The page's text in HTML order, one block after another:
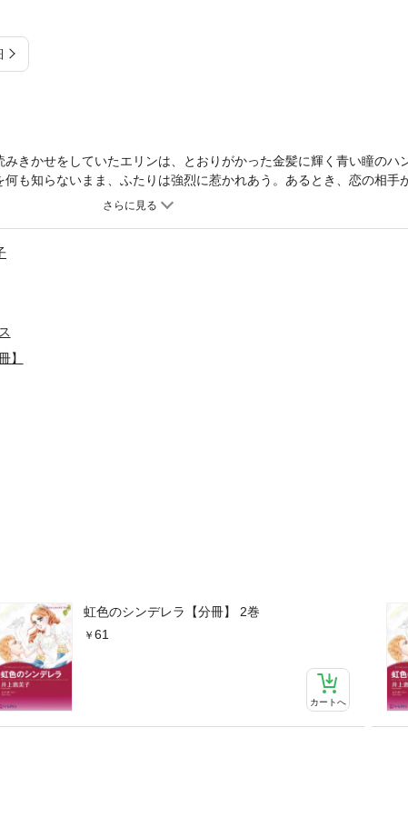
虹色のシンデレラ【分冊】 2巻
61
カートへ
きかせをしていたエリンは、とおりがかった金髪に輝く青い瞳のハ
も知らないまま、ふたりは強烈に惹かれあう。あるとき、恋の相手
大富豪ピーター・ラムジーだと知ったエリンは、自分のことを幼稚園
】